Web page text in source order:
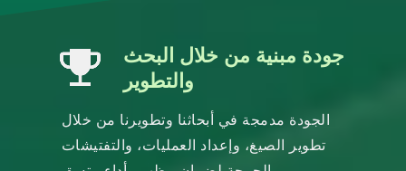
جودة مبنية من خلال البحث
والتطوير
الجودة مدمجة في أبحاثنا وتطويرنا من خلال
تطوير الصيغ، وإعداد العمليات، والتفتيشات